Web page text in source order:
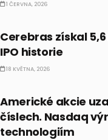
1 ČERVNA, 2026
Cerebras získal
IPO historie
18 KVĚTNA, 2026
Americké akcie
číslech. Nasdaq
technologiím